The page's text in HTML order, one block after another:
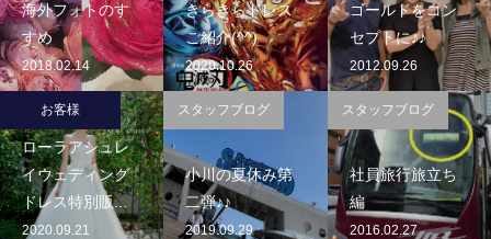
海外フォトのす
すめ
2018.02.14
きらきらドレス
ご紹介(^^)
2020.10.26
ゴールドをコン
セプトに♪♪
2012.09.26
ローラアシュレ
イウェディング
ドレス特別販...
2020.09.21
お客様
小川の夏休み第
二弾♪♪
2019.09.29
スタッフブログ
社員旅行旅立ち
編
2016.02.27
スタッフブログ